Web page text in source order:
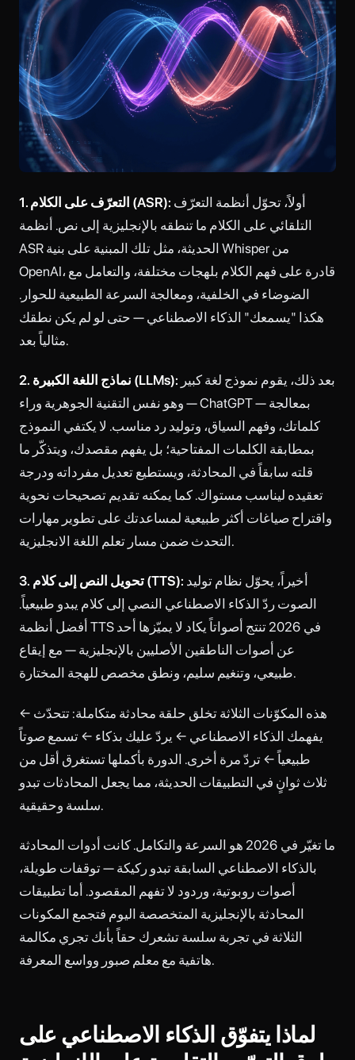
1. التعرّف على الكلام (ASR):
التلقائي على الكلام ما تنطقه بالإنجليزية إلى نص. أنظمة
ASR الحديثة، مثل تلك المبنية على بنية Whisper من
OpenAI، قادرة على فهم الكلام بلهجات مختلفة، والتعامل مع
الضوضاء في الخلفية، ومعالجة السرعة الطبيعية للحوار.
هكذا "يسمعك" الذكاء الاصطناعي — حتى لو لم يكن نطقك
مثالياً بعد.
2. نماذج اللغة الكبيرة (LLMs):
— وهو نفس التقنية الجوهرية وراء ChatGPT — بمعالجة
كلماتك، وفهم السياق، وتوليد رد مناسب. لا يكتفي النموذج
بمطابقة الكلمات المفتاحية؛ بل يفهم مقصدك، ويتذكّر ما
قلته سابقاً في المحادثة، ويستطيع تعديل مفرداته ودرجة
تعقيده ليناسب مستواك. كما يمكنه تقديم تصحيحات نحوية
واقتراح صياغات أكثر طبيعية لمساعدتك على تطوير مهارات
التحدث ضمن مسار تعلم اللغة الانجليزية.
3. تحويل النص إلى كلام (TTS):
الصوت ردّ الذكاء الاصطناعي النصي إلى كلام يبدو طبيعياً.
أفضل أنظمة TTS في 2026 تنتج أصواتاً يكاد لا يميّزها أحد
عن أصوات الناطقين الأصليين بالإنجليزية — مع إيقاع
طبيعي، وتنغيم سليم، ونطق مخصص للهجة المختارة.
هذه المكوّنات الثلاثة تخلق حلقة محادثة متكاملة: تتحدّث ←
يفهمك الذكاء الاصطناعي ← يردّ عليك بذكاء ← تسمع صوتاً
طبيعياً ← تردّ مرة أخرى. الدورة بأكملها تستغرق أقل من
ثلاث ثوانٍ في التطبيقات الحديثة، مما يجعل المحادثات تبدو
سلسة وحقيقية.
ما تغيّر في 2026 هو السرعة والتكامل. كانت أدوات المحادثة
بالذكاء الاصطناعي السابقة تبدو ركيكة — توقفات طويلة،
أصوات روبوتية، وردود لا تفهم المقصود. أما تطبيقات
المحادثة بالإنجليزية المتخصصة اليوم فتجمع المكونات
الثلاثة في تجربة سلسة تشعرك حقاً بأنك تجري مكالمة
هاتفية مع معلم صبور وواسع المعرفة.
لماذا يتفوّق الذكاء الاصطناعي على